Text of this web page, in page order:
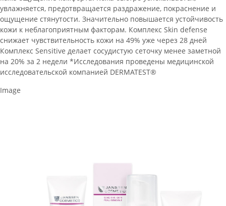
увлажняется, предотвращается раздражение, покраснение и
ощущение стянутости. Значительно повышается устойчивость
кожи к неблагоприятным факторам. Комплекс Skin defense
снижает чувствительность кожи на 49% уже через 28 дней
Комплекс Sensitive делает сосудистую сеточку менее заметной
на 20% за 2 недели *Исследования проведены медицинской
исследовательской компанией DERMATEST®
Image